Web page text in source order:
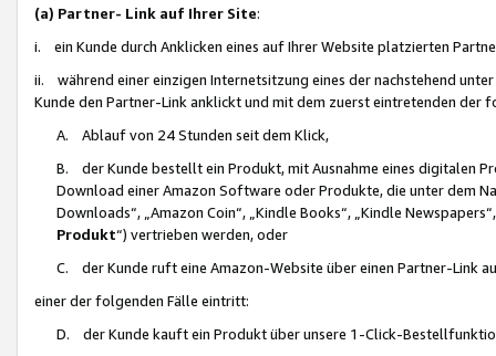
(a) Partner- Link auf Ihrer Site:
i. ein Kunde durch Anklicken eines auf Ihrer Website platzierten
ii. während einer einzigen Internetsitzung eines der nachstehend
Kunde den Partner-Link anklickt und mit dem zuerst eintretenden der
A. Ablauf von 24 Stunden seit dem Klick,
B. der Kunde bestellt ein Produkt, mit Ausnahme eines digitalen
Download einer Amazon Software oder Produkte, die unter dem
Downloads“, „Amazon Coin“, „Kindle Books“, „Kindle
Produkt“) vertrieben werden, oder
C. der Kunde ruft eine Amazon-Website über einen Partner-Link
einer der folgenden Fälle eintritt:
D. der Kunde kauft ein Produkt über unsere 1-Click-